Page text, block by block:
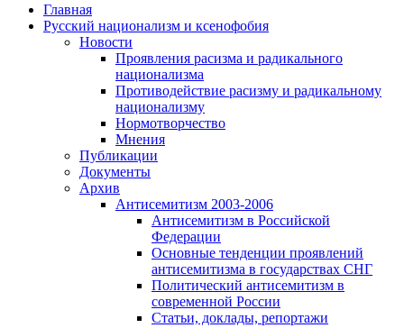
Главная
Русский национализм и ксенофобия
Новости
Проявления расизма и радикального
национализма
Противодействие расизму и радикальному
национализму
Нормотворчество
Мнения
Публикации
Документы
Архив
Антисемитизм 2003-2006
Антисемитизм в Российской
Федерации
Основные тенденции проявлений
антисемитизма в государствах СНГ
Политический антисемитизм в
современной России
Статьи, доклады, репортажи